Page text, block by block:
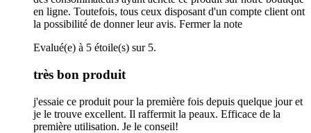
en ligne. Toutefois, tous ceux disposant d'un compte client ont
la possibilité de donner leur avis. Fermer la note
Evalué(e) à 5 étoile(s) sur 5.
très bon produit
j'essaie ce produit pour la première fois depuis quelque jour et
je le trouve excellent. Il raffermit la peaux. Efficace de la
première utilisation. Je le conseil!